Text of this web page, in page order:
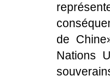
de
Nations